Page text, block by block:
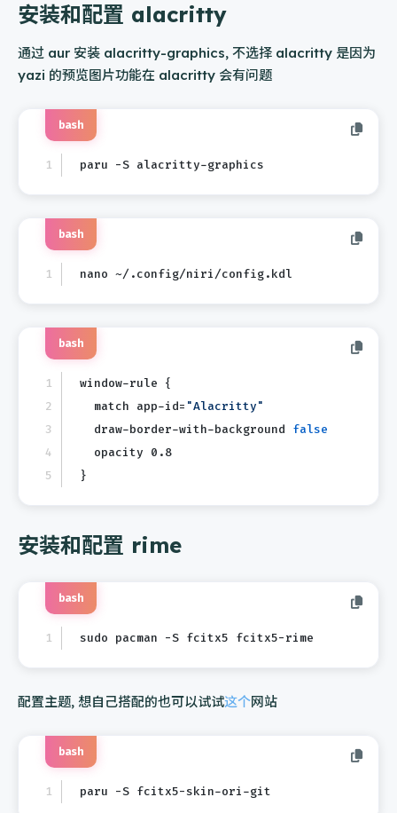
安装和配置 alacritty
通过 aur 安装 alacritty-graphics, 不选择 alacritty 是因为
yazi 的预览图片功能在 alacritty 会有问题
paru -S alacritty-graphics
bash
nano ~/.config/niri/config.kdl
bash
window-rule {
  match app-id=
"Alacritty"
  draw-border-with-background
false
  opacity 0.8
}
bash
安装和配置 rime
sudo pacman -S fcitx5 fcitx5-rime
bash
配置主题, 想自己搭配的也可以试试这个网站
paru -S fcitx5-skin-ori-git
bash